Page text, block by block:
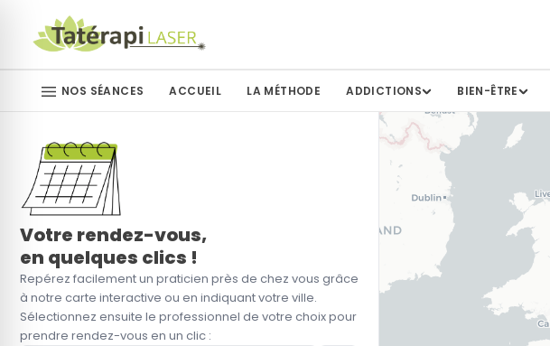
NOS SÉANCES ACCUEIL LA MÉTHODE ADDICTIONS BIEN-ÊTRE
Votre rendez-vous,
en quelques clics !
Repérez facilement un praticien près de chez vous grâce
à notre carte interactive ou en indiquant votre ville.
Sélectionnez ensuite le professionnel de votre choix pour
prendre rendez-vous en un clic :
Arrêt du sucre
Arrêt de la vapoteuse
Arrêt des drogues
Autres addictions
Arrêt du tabac